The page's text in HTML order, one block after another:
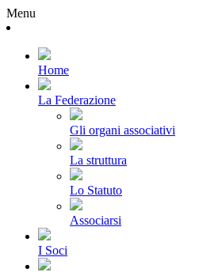
Menu
Home
La Federazione
Gli organi associativi
La struttura
Lo Statuto
Associarsi
I Soci